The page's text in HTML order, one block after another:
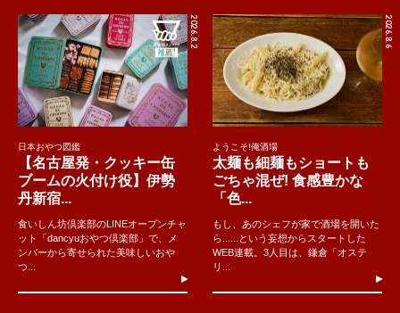
2026.8.2
日本おやつ図鑑
【名古屋発・クッキー缶
ブームの火付け役】伊勢
丹新宿...
食いしん坊倶楽部のLINEオープンチャ
ット「dancyuおやつ倶楽部」で、メ
ンバーから寄せられた美味しいおや
つ...
2026.8.6
ようこそ!俺酒場
太麺も細麺もショートも
ごちゃ混ぜ! 食感豊かな
「色...
もし、あのシェフが家で酒場を開いた
ら......という妄想からスタートした
WEB連載。3人目は、鎌倉「オステ
リ...